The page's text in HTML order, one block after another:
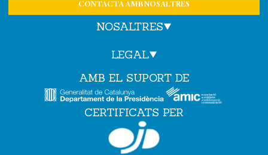
CONTACTA AMB NOSALTRES
NOSALTRES
LEGAL
AMB EL SUPORT DE
CERTIFICATS PER